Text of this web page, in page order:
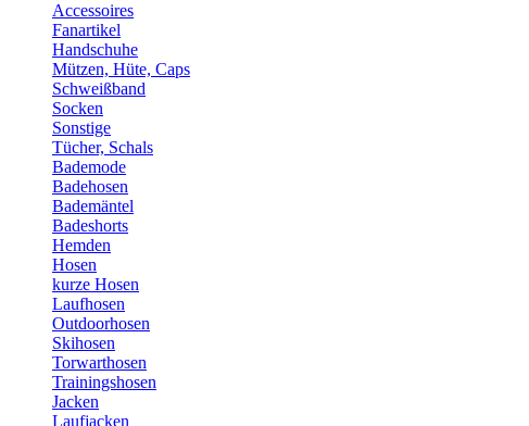
Accessoires
Fanartikel
Handschuhe
Mützen, Hüte, Caps
Schweißband
Socken
Sonstige
Tücher, Schals
Bademode
Badehosen
Bademäntel
Badeshorts
Hemden
Hosen
kurze Hosen
Laufhosen
Outdoorhosen
Skihosen
Torwarthosen
Trainingshosen
Jacken
Laufjacken